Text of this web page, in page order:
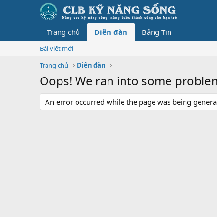
Trang chủ Diễn đàn Bảng Tin
Bài viết mới
Trang chủ
Diễn đàn
Oops! We ran into some
An error occurred while the page was being